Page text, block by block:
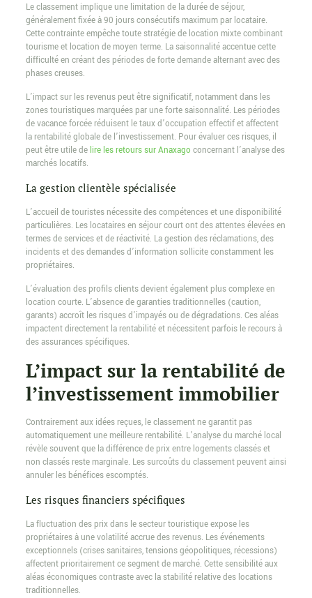
Le classement implique une limitation de la durée de séjour,
généralement fixée à 90 jours consécutifs maximum par locataire.
Cette contrainte empêche toute stratégie de location mixte combinant
tourisme et location de moyen terme. La saisonnalité accentue cette
difficulté en créant des périodes de forte demande alternant avec des
phases creuses.
L’impact sur les revenus peut être significatif, notamment dans les
zones touristiques marquées par une forte saisonnalité. Les périodes
de vacance forcée réduisent le taux d’occupation effectif et affectent
la rentabilité globale de l’investissement. Pour évaluer ces risques, il
peut être utile de lire les retours sur Anaxago concernant l’analyse des
marchés locatifs.
La gestion clientèle spécialisée
L’accueil de touristes nécessite des compétences et une disponibilité
particulières. Les locataires en séjour court ont des attentes élevées en
termes de services et de réactivité. La gestion des réclamations, des
incidents et des demandes d’information sollicite constamment les
propriétaires.
L’évaluation des profils clients devient également plus complexe en
location courte. L’absence de garanties traditionnelles (caution,
garants) accroît les risques d’impayés ou de dégradations. Ces aléas
impactent directement la rentabilité et nécessitent parfois le recours à
des assurances spécifiques.
L’impact sur la rentabilité de
l’investissement immobilier
Contrairement aux idées reçues, le classement ne garantit pas
automatiquement une meilleure rentabilité. L’analyse du marché local
révèle souvent que la différence de prix entre logements classés et
non classés reste marginale. Les surcoûts du classement peuvent ainsi
annuler les bénéfices escomptés.
Les risques financiers spécifiques
La fluctuation des prix dans le secteur touristique expose les
propriétaires à une volatilité accrue des revenus. Les événements
exceptionnels (crises sanitaires, tensions géopolitiques, récessions)
affectent prioritairement ce segment de marché. Cette sensibilité aux
aléas économiques contraste avec la stabilité relative des locations
traditionnelles.